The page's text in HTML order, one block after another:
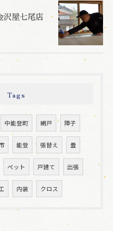
沢屋七尾店
Tags
中能登町 網戸 障子
能登 張替え 畳
ペット 戸建て 出張
内装 クロス